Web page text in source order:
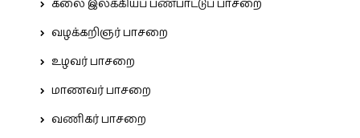
கலை இலக்கியப் பண்பாட்டுப் பாசறை
வழக்கறிஞர் பாசறை
உழவர் பாசறை
மாணவர் பாசறை
வணிகர் பாசறை